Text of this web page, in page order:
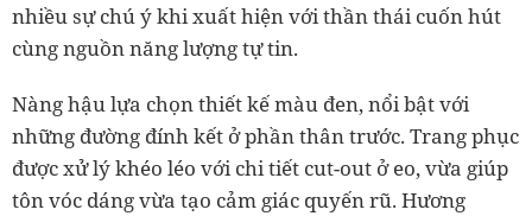
nhiều sự chú ý khi xuất hiện với thần thái cuốn hút
cùng nguồn năng lượng tự tin.
Nàng hậu lựa chọn thiết kế màu đen, nổi bật với
những đường đính kết ở phần thân trước. Trang phục
được xử lý khéo léo với chi tiết cut-out ở eo, vừa giúp
tôn vóc dáng vừa tạo cảm giác quyến rũ. Hương